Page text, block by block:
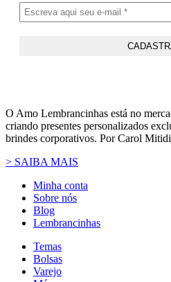
O Amo Lembrancinhas está no
criando presentes personalizados
brindes corporativos. Por Carol
> SAIBA MAIS
Minha conta
Sobre nós
Blog
Lembrancinhas
Temas
Bolsas
Varejo